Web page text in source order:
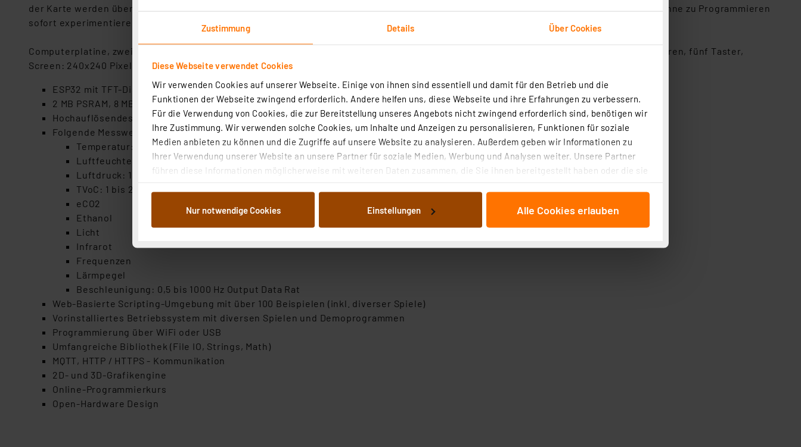
Zustimmung Details Über Cookies
Diese Webseite verwendet Cookies
Wir verwenden Cookies auf unserer Webseite. Einige von ihnen sind essentiell und damit für den Betrieb und die
Funktionen der Webseite zwingend erforderlich. Andere helfen uns, diese Webseite und ihre Erfahrungen zu verbessern.
Für die Verwendung von Cookies, die zur Bereitstellung unseres Angebots nicht zwingend erforderlich sind, benötigen wir
Ihre Zustimmung. Wir verwenden solche Cookies, um Inhalte und Anzeigen zu personalisieren, Funktionen für soziale
Medien anbieten zu können und die Zugriffe auf unsere Website zu analysieren. Außerdem geben wir Informationen zu
Ihrer Verwendung unserer Website an unsere Partner für soziale Medien, Werbung und Analysen weiter. Unsere Partner
führen diese Informationen möglicherweise mit weiteren Daten zusammen, die Sie ihnen bereitgestellt haben oder die sie
Weiterverarbeitung für die nachfolgend dargestellten bzw. die von Ihnen ausgewählten Verarbeitungszwecke (Art. 6
Abs.1a DSG-VO) zu. Eine detaillierte Auflistung der einzelnen Cookies nach Zweck und Anbieter ist durch Klick auf den
Auswertung und Analyse bis zum Zeitpunkt des Widerrufs bleibt hiervon unberührt. Ihre Browser-Einstellungen können
dazu führen, dass die Einstellungen nicht längerfristig gespeichert werden und dieses Banner erneut angezeigt wird.
„Einige Drittanbieter verarbeiten personenbezogene Daten in den USA. Ihre Einwilligung zur Einbindung von Cookies
dieser Drittanbieter umfasst daher ggf. auch die Verarbeitung Ihrer Daten in den USA gemäß Art. 49 (1) lit. a DSGVO.
Nähere Infos zu diesen Drittanbietern und zu der jeweiligen Datenübermittlung erhalten Sie in der Datenschutzerklärung.
Für die USA besteht kein Angemessenheitsbeschluss der EU. Dies bedeutet, dass die USA als Land mit unzureichendem
Nur notwendige Cookies Einstellungen Alle Cookies erlauben
der Karte werden über zehn Beispiele und kleine Spiele geliefert - alle mit vollständigem Source-Code und Tutorien-, mit denen du auch ohne zu Programmieren
sofort experimentieren kannst.
Computerplatine, zweiseitig bedruckt mit dekorativen Elementen, ESP32-MCU mit 2 MB RAM und 8 MB Flash, USB-C-Adapter, sieben Sensoren, fünf Taster,
Screen: 240x240 Pixel 24bit-Vollfarbendisplay, ca. 3x3cm.
ESP32 mit TFT-Display, Joystick, USB-C und Expansion-Port
2 MB PSRAM, 8 MB Flash
Hochauflösendes TFT-Display mit 240 x 240 Pixeln
Folgende Messwerte können erfasst werden:
Temperatur: -40 bis 125 °C (+-0,2 °C)
Luftfeuchte: 0 bis 100 % rH (+-2,0 % rH)
Luftdruck: 10 bis 2000 mbar
TVoC: 1 bis 2000 μg/m3
eCO2
Ethanol
Licht
Infrarot
Frequenzen
Lärmpegel
Beschleunigung: 0,5 bis 1000 Hz Output Data Rat
Web-Basierte Scripting-Umgebung mit über 100 Beispielen (inkl. diverser Spiele)
Vorinstalliertes Betriebssystem mit diversen Spielen und Demoprogrammen
Programmierung über WiFi oder USB
Umfangreiche Bibliothek (File IO, Strings, Math)
MQTT, HTTP / HTTPS - Kommunikation
2D- und 3D-Grafikengine
Online-Programmierkurs
Open-Hardware Design